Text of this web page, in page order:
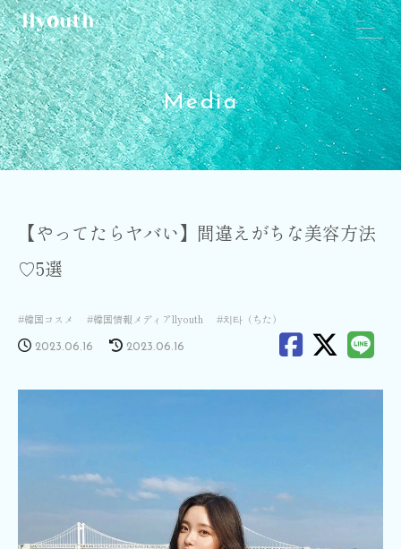
Media
【やってたらヤバい】間違えがちな美容方法
♡5選
韓国コスメ 韓国情報メディアllyouth 치타（ちた）
2023.06.16 2023.06.16